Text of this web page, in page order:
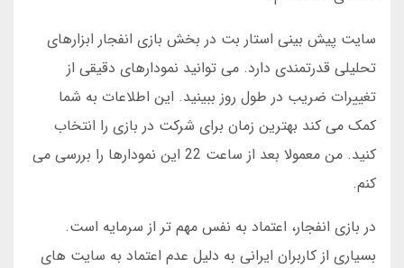
سایت پیش بینی استار بت در بخش بازی انفجار ابزارهای
تحلیلی قدرتمندی دارد. می توانید نمودارهای دقیقی از
تغییرات ضریب در طول روز ببینید. این اطلاعات به شما
کمک می کند بهترین زمان برای شرکت در بازی را انتخاب
کنید. من معمولا بعد از ساعت 22 این نمودارها را بررسی می
کنم.
در بازی انفجار، اعتماد به نفس مهم تر از سرمایه است.
بسیاری از کاربران ایرانی به دلیل عدم اعتماد به سایت های